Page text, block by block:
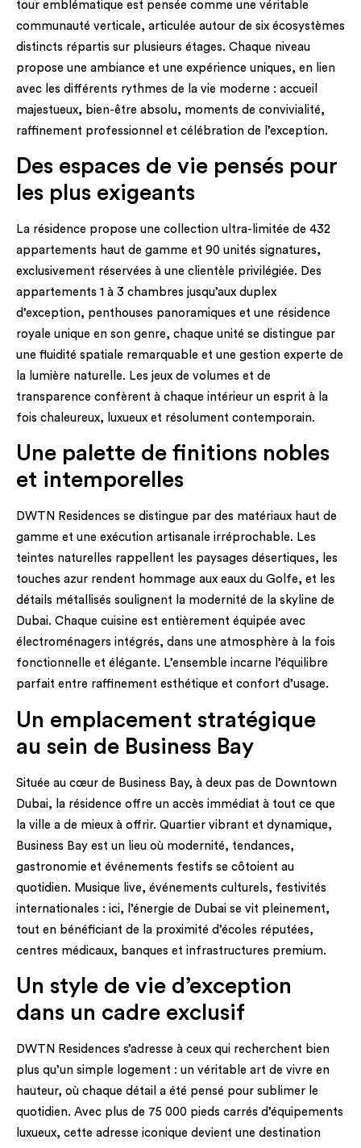
tour emblématique est pensée comme une véritable
communauté verticale, articulée autour de six écosystèmes
distincts répartis sur plusieurs étages. Chaque niveau
propose une ambiance et une expérience uniques, en lien
avec les différents rythmes de la vie moderne : accueil
majestueux, bien-être absolu, moments de convivialité,
raffinement professionnel et célébration de l’exception.
Des espaces de vie pensés pour
les plus exigeants
La résidence propose une collection ultra-limitée de 432
appartements haut de gamme et 90 unités signatures,
exclusivement réservées à une clientèle privilégiée. Des
appartements 1 à 3 chambres jusqu’aux duplex
d’exception, penthouses panoramiques et une résidence
royale unique en son genre, chaque unité se distingue par
une fluidité spatiale remarquable et une gestion experte de
la lumière naturelle. Les jeux de volumes et de
transparence confèrent à chaque intérieur un esprit à la
fois chaleureux, luxueux et résolument contemporain.
Une palette de finitions nobles
et intemporelles
DWTN Residences se distingue par des matériaux haut de
gamme et une exécution artisanale irréprochable. Les
teintes naturelles rappellent les paysages désertiques, les
touches azur rendent hommage aux eaux du Golfe, et les
détails métallisés soulignent la modernité de la skyline de
Dubai. Chaque cuisine est entièrement équipée avec
électroménagers intégrés, dans une atmosphère à la fois
fonctionnelle et élégante. L’ensemble incarne l’équilibre
parfait entre raffinement esthétique et confort d’usage.
Un emplacement stratégique
au sein de Business Bay
Située au cœur de Business Bay, à deux pas de Downtown
Dubai, la résidence offre un accès immédiat à tout ce que
la ville a de mieux à offrir. Quartier vibrant et dynamique,
Business Bay est un lieu où modernité, tendances,
gastronomie et événements festifs se côtoient au
quotidien. Musique live, événements culturels, festivités
internationales : ici, l’énergie de Dubai se vit pleinement,
tout en bénéficiant de la proximité d’écoles réputées,
centres médicaux, banques et infrastructures premium.
Un style de vie d’exception
dans un cadre exclusif
DWTN Residences s’adresse à ceux qui recherchent bien
plus qu’un simple logement : un véritable art de vivre en
hauteur, où chaque détail a été pensé pour sublimer le
quotidien. Avec plus de 75 000 pieds carrés d’équipements
luxueux, cette adresse iconique devient une destination